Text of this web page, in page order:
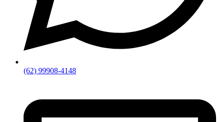
(62) 99908-4148